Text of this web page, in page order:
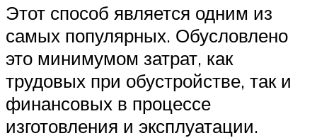
Этот способ является одним из
самых популярных. Обусловлено
это минимумом затрат, как
трудовых при обустройстве, так и
финансовых в процессе
изготовления и эксплуатации.